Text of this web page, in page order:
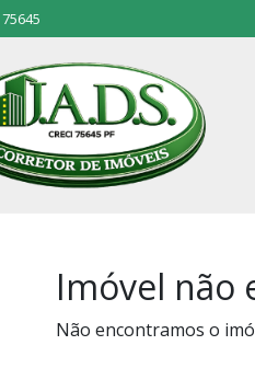
75645
Imóvel não
Não encontramos o